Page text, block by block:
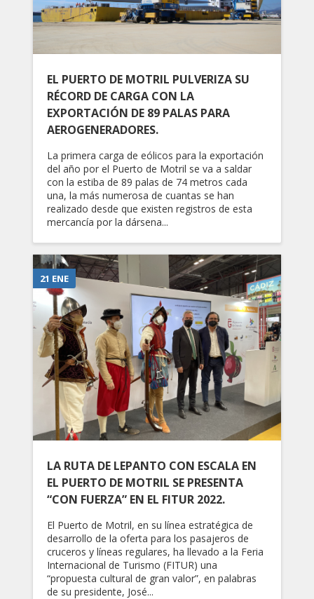
EL PUERTO DE MOTRIL PULVERIZA SU
RÉCORD DE CARGA CON LA
EXPORTACIÓN DE 89 PALAS PARA
AEROGENERADORES.
La primera carga de eólicos para la exportación
del año por el Puerto de Motril se va a saldar
con la estiba de 89 palas de 74 metros cada
una, la más numerosa de cuantas se han
realizado desde que existen registros de esta
mercancía por la dársena...
21 ENE
LA RUTA DE LEPANTO CON ESCALA EN
EL PUERTO DE MOTRIL SE PRESENTA
“CON FUERZA” EN EL FITUR 2022.
El Puerto de Motril, en su línea estratégica de
desarrollo de la oferta para los pasajeros de
cruceros y líneas regulares, ha llevado a la Feria
Internacional de Turismo (FITUR) una
“propuesta cultural de gran valor”, en palabras
de su presidente, José...